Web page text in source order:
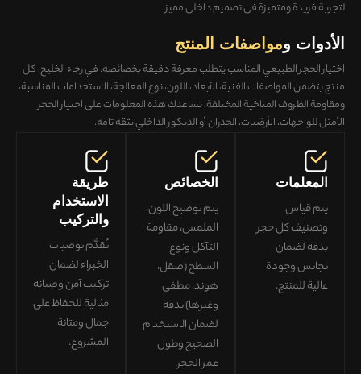
لتجربة فريدة ومتميزة في تصميم داخلي مميز.
الأدوات ومواصفات المنتج
اختيار الحجر الطبيعي المناسب يتطلب معرفة دقيقة بخصائصه. في رجاء الخليج، كل
منتج يتضمنالمواصفات الفنية، الأبعاد، اللون، نوع المعالجة، الاستخدامات المناسبة،
ومقاومة الظروف المناخية المختلفة. تساعدك هذه المعلومات علىاختيار الحجر
الأمثل للواجهات، الأرضيات، الجدران أو الديكور الداخليبثقة تامة.
المعلمات
يتم قياس
وتصنيف كل حجر
بدقة لضمان
تجانس وجودة
عالية للمنتج.
الخصائص
يتم توضيح اللون،
الملمس، مقاومة
التآكل ونوع
السطح (صقل،
هوند، مطفي
وغيرها) بدقة
لضمانالاستخدام
الصحيح وطول
عمر الحجر.
طريقة
الاستخدام
والتركيب
تُقدَّم توصيات
الخبراء لضمان
تركيب آمن وصيانة
مثاليةللحفاظ على
جمال ومتانة
المشروع.